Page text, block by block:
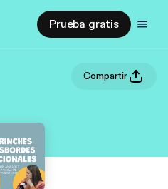
Prueba gratis
Compartir